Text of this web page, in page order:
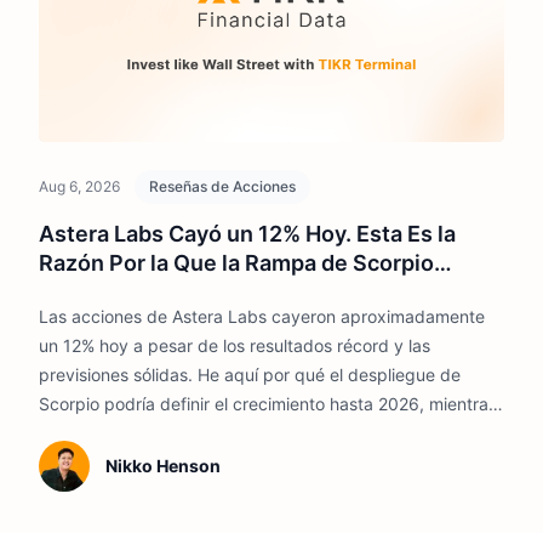
Aug 6, 2026 Reseñas de Acciones
Astera Labs Cayó un 12% Hoy. Esta Es la
Razón Por la Que la Rampa de Scorpio
Las acciones de Astera Labs cayeron aproximadamente
un 12% hoy a pesar de los resultados récord y las
previsiones sólidas. He aquí por qué el despliegue de
Scorpio podría definir el crecimiento hasta 2026, mientras
Nikko Henson